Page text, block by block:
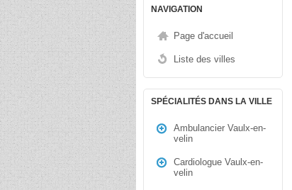
NAVIGATION
Page d'accueil
Liste des villes
SPÉCIALITÉS DANS LA VILLE
Ambulancier Vaulx-en-
velin
Cardiologue Vaulx-en-
velin